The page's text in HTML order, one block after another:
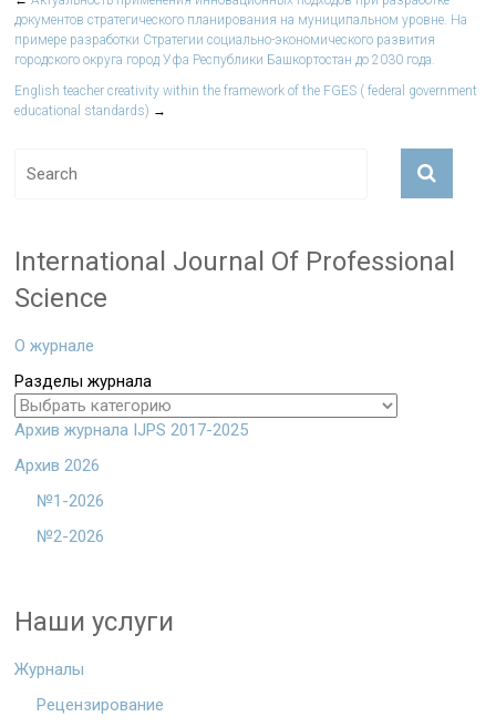
документов стратегического планирования на муниципальном уровне. На
примере разработки Стратегии социально-экономического развития
городского округа город Уфа Республики Башкортостан до 2030 года.
English teacher creativity within the framework of the FGES ( federal government
educational standards) →
International Journal Of Professional
Science
О журнале
Разделы журнала
Архив журнала IJPS 2017-2025
Архив 2026
№1-2026
№2-2026
Наши услуги
Журналы
Рецензирование